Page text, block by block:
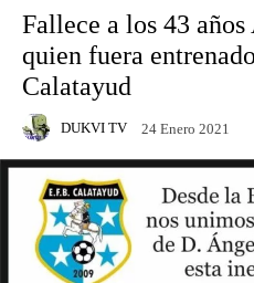
Fallece a los 43
quien fuera
Calatayud
DUKVI TV 24 Enero 2021